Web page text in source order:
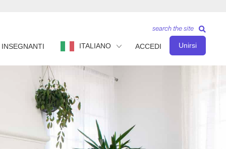
INSEGNANTI ITALIANO ACCEDI Unirsi
search the site